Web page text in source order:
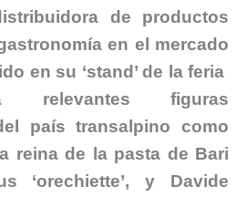
de productos
en el mercado
en su ‘stand’ de la feria
relevantes figuras
país transalpino como
reina de la pasta de Bari
‘orechiette’, y Davide